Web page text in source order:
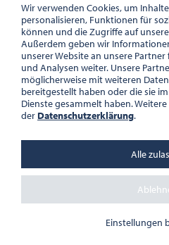
Förderungen
Logo
ÖSTERREICHISCHE
GESELLSCHAFT FÜR LITERATUR
PALAIS WILCZEK, HERRENGASSE
ZVR-NR.: 508018443
16:00 UHR, FR 10:00 – 13:00 UHR
Wir verwenden Cookies, um
personalisieren, Funktionen für
können und die Zugriffe auf
Außerdem geben wir
unserer Website an unsere
und Analysen weiter. Unsere
möglicherweise mit weiteren
bereitgestellt haben oder die sie
Dienste gesammelt haben.
der Datenschutzerklärung.
Einstellungen
Alle